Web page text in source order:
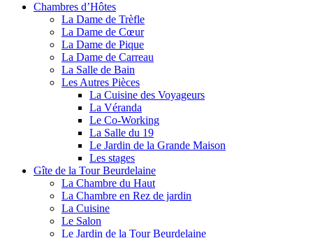
Chambres d’Hôtes
La Dame de Trèfle
La Dame de Cœur
La Dame de Pique
La Dame de Carreau
La Salle de Bain
Les Autres Pièces
La Cuisine des Voyageurs
La Véranda
Le Co-Working
La Salle du 19
Le Jardin de la Grande Maison
Les stages
Gîte de la Tour Beurdelaine
La Chambre du Haut
La Chambre en Rez de jardin
La Cuisine
Le Salon
Le Jardin de la Tour Beurdelaine